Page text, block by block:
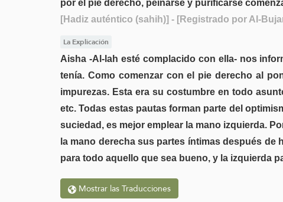
por el pie derecho, peinarse y purificarse
[Hadiz auténtico (sahih)] - [Registrado por Al-
La Explicación
Aisha -Al-lah esté complacido con ella- nos
tenía. Como comenzar con el pie derecho al
impurezas. Esta era su costumbre en todo
etc. Todas estas pautas forman parte del
suciedad, es mejor emplear la mano izquierda.
la mano derecha sus partes íntimas después
para todo aquello que sea bueno, y la izquierda
Mostrar las Traducciones